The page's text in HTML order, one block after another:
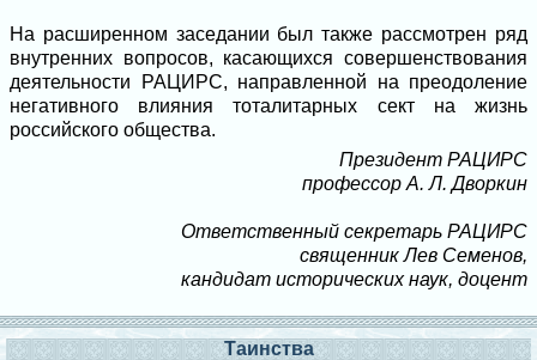
На расширенном заседании был также рассмотрен ряд
внутренних вопросов, касающихся совершенствования
деятельности РАЦИРС, направленной на преодоление
негативного влияния тоталитарных сект на жизнь
российского общества.
Президент РАЦИРС
профессор А. Л. Дворкин
Ответственный секретарь РАЦИРС
священник Лев Семенов,
кандидат исторических наук, доцент
Таинства